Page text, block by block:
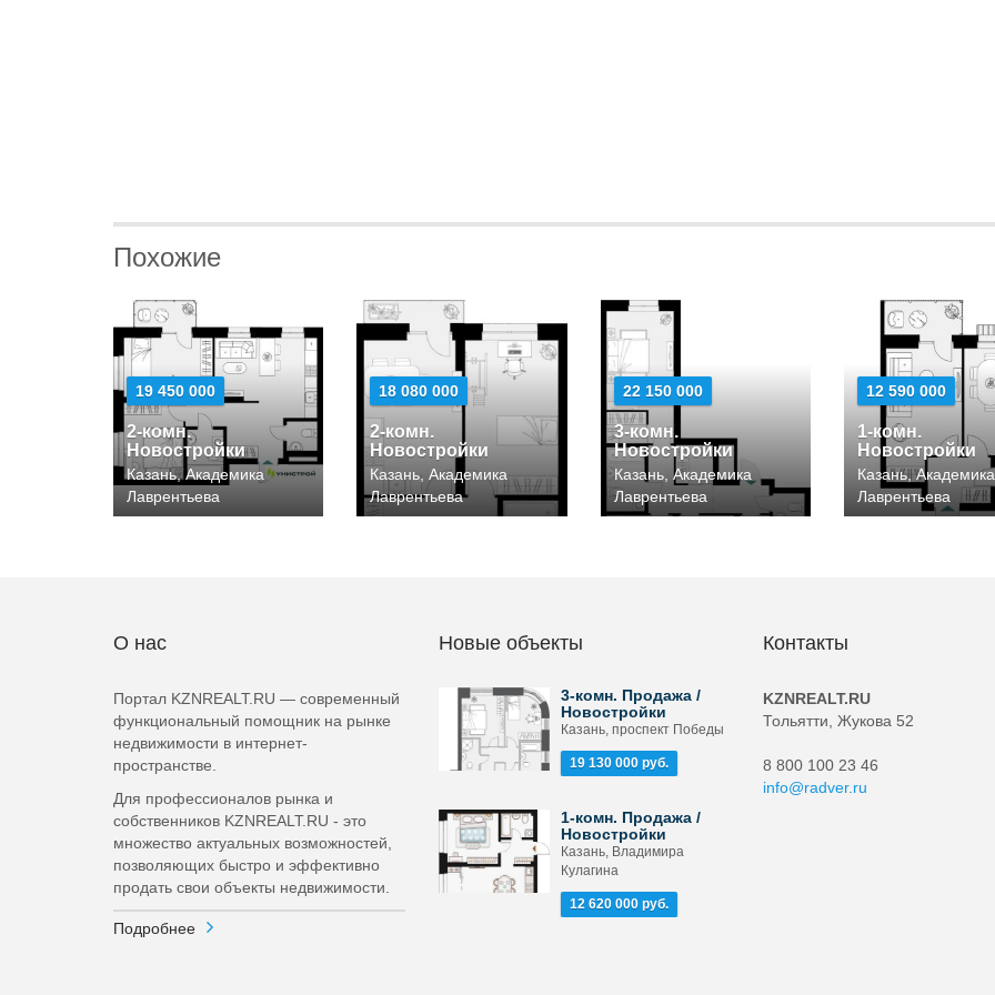
Похожие
19 450 000
2-комн.
Новостройки
Казань, Академика
Лаврентьева
18 080 000
2-комн.
Новостройки
Казань, Академика
Лаврентьева
22 150 000
3-комн.
Новостройки
Казань, Академика
Лаврентьева
12 590 000
1-комн.
Новостройки
Казань, Академика
Лаврентьева
О нас
Портал KZNREALT.RU — современный
функциональный помощник на рынке
недвижимости в интернет-
пространстве.
Для профессионалов рынка и
собственников KZNREALT.RU - это
множество актуальных возможностей,
позволяющих быстро и эффективно
продать свои объекты недвижимости.
Подробнее
Новые объекты
3-комн. Продажа /
Новостройки
Казань, проспект Победы
19 130 000 руб.
1-комн. Продажа /
Новостройки
Казань, Владимира
Кулагина
12 620 000 руб.
Контакты
KZNREALT.RU
Тольятти, Жукова 52
8 800 100 23 46
info@radver.ru